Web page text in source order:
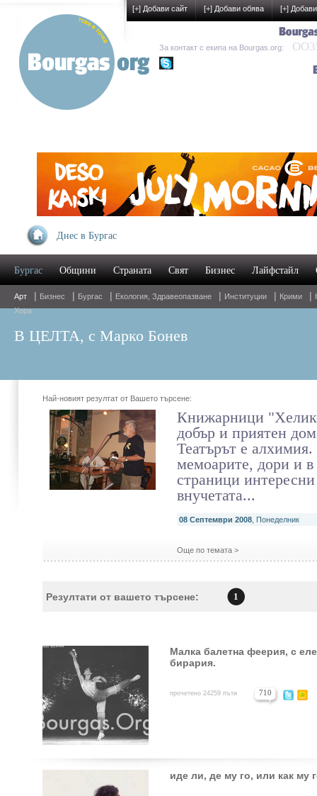
Днес в Бургас
Бургас Общини Страната Свят Бизнес Лайфстайл
Арт | Бизнес | Бургас | Екология, Здравеопазване | Институции | Крими |
Хора
В ЦЕЛТА, с Марко Бонев
Най-новият резултат от Вашето търсене:
Книжарници
добър и приятен
Театърът е алхимия.
мемоарите, дори и в
страници интересни
внучетата...
08 Септември 2008 , Понеделник
Още по темата >
Резултати от вашето търсене: 1
Малка балетна феерия, с
бирария.
прочетено 24259 пъти 710
иде ли, де му го, или как му
[+] Добави сайт [+] Добави обява [+]
За контакт с екипа на Bourgas.org: